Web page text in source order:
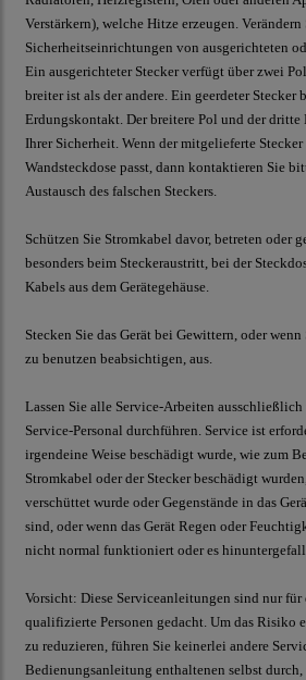
Verstärkern), welche Hitze erzeugen.
Sicherheitseinrichtungen von ausgerichteten
Ein ausgerichteter Stecker verfügt über zwei
breiter ist als der andere. Ein geerdeter Stecker
Erdungskontakt. Der breitere Pol und der
Ihrer Sicherheit. Wenn der mitgelieferte
Wandsteckdose passt, dann kontaktieren Sie
Austausch des falschen Steckers.
Schützen Sie Stromkabel davor, betreten oder
besonders beim Steckeraustritt, bei der
Kabels aus dem Gerätegehäuse.
Stecken Sie das Gerät bei Gewittern, oder
zu benutzen beabsichtigen, aus.
Lassen Sie alle Service-Arbeiten
Service-Personal durchführen. Service ist
irgendeine Weise beschädigt wurde, wie zum
Stromkabel oder der Stecker beschädigt
verschüttet wurde oder Gegenstände in das
sind, oder wenn das Gerät Regen oder
nicht normal funktioniert oder es
Vorsicht: Diese Serviceanleitungen sind nur
qualifizierte Personen gedacht. Um das Risiko
zu reduzieren, führen Sie keinerlei andere
Bedienungsanleitung enthaltenen selbst